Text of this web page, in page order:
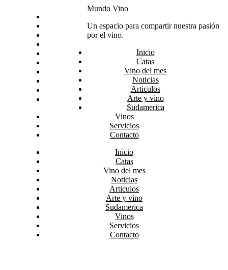
Arte y vino
Sudamerica
Mundo Vino
Un espacio para compartir nuestra pasión
por el vino.
Inicio
Catas
Vino del mes
Noticias
Articulos
Arte y vino
Sudamerica
Vinos
Servicios
Contacto
Inicio
Catas
Vino del mes
Noticias
Articulos
Arte y vino
Sudamerica
Vinos
Servicios
Contacto